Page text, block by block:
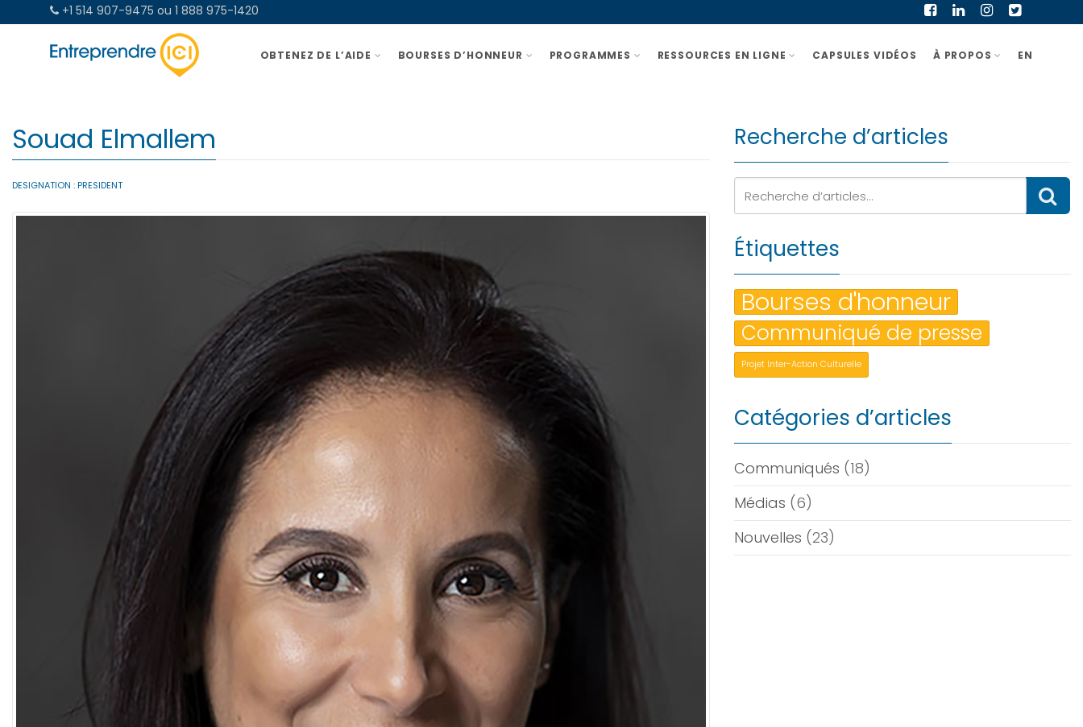
+1 514 907-9475 ou 1 888 975-1420
OBTENEZ DE L’AIDE BOURSES D’HONNEUR PROGRAMMES RESSOURCES EN LIGNE CAPSULES VIDÉOS À PROPOS EN
Souad Elmallem
DESIGNATION :PRESIDENT
Recherche d’articles
Étiquettes
Bourses d'honneur
Communiqué de presse
Projet Inter-Action Culturelle
Catégories d’articles
Communiqués (18)
Médias (6)
Nouvelles (23)